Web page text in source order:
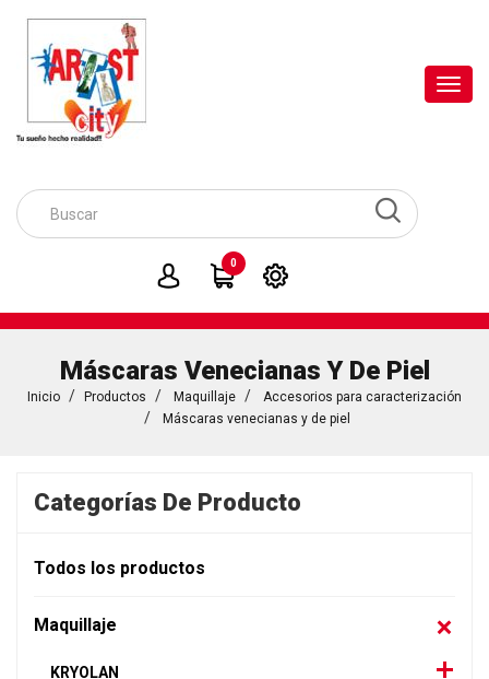
0
Máscaras Venecianas Y De Piel
Inicio Productos Maquillaje
Accesorios para caracterización
Máscaras venecianas y de piel
Categorías De Producto
Todos los productos
Maquillaje
KRYOLAN